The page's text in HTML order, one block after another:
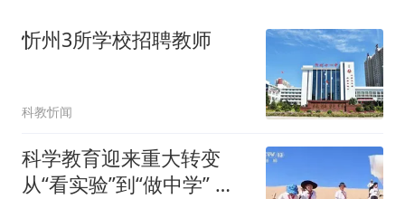
忻州3所学校招聘教师
科教忻闻
科学教育迎来重大转变
从“看实验”到“做中学” 激